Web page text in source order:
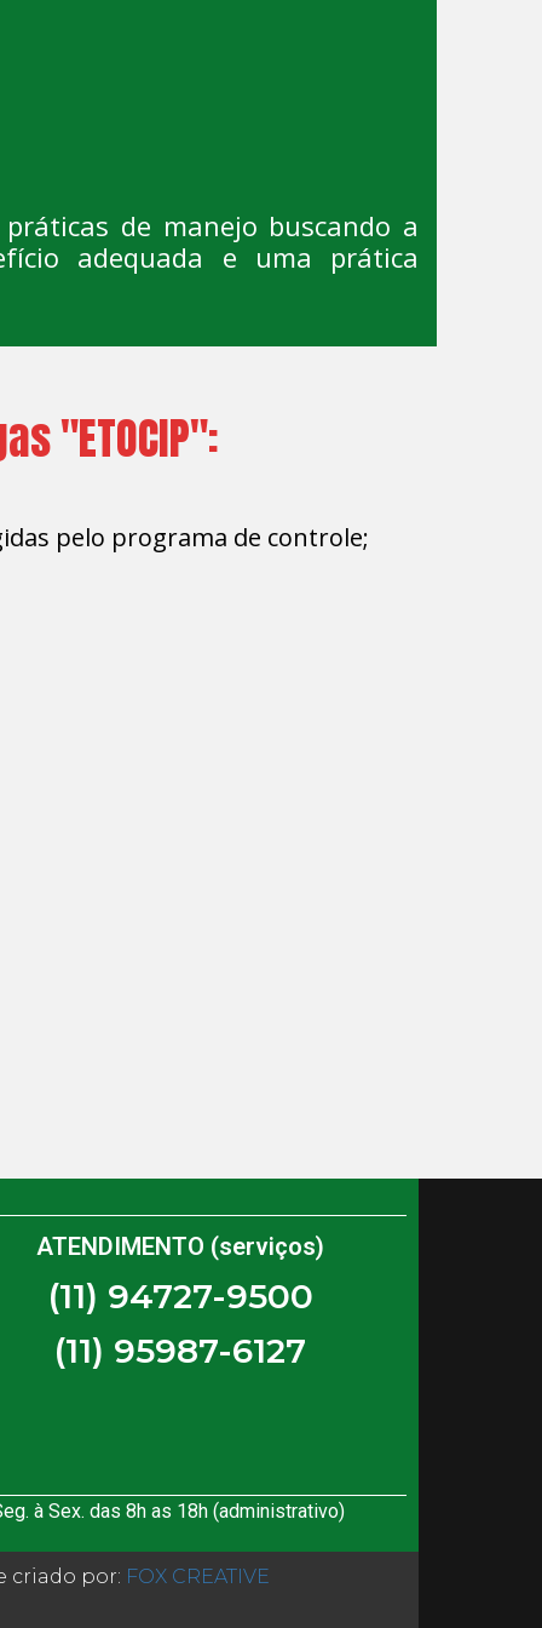
de manejo buscando a
adequada e uma prática
"ETOCIP":
pelo programa de controle;
ATENDIMENTO (serviços)
(11) 94727-9500
(11) 95987-6127
à Sex. das 8h as 18h (administrativo)
criado por: FOX CREATIVE